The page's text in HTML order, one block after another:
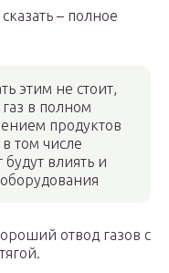
– полное
этим не стоит,
в полном
продуктов
том числе
будут влиять и
отвод газов с